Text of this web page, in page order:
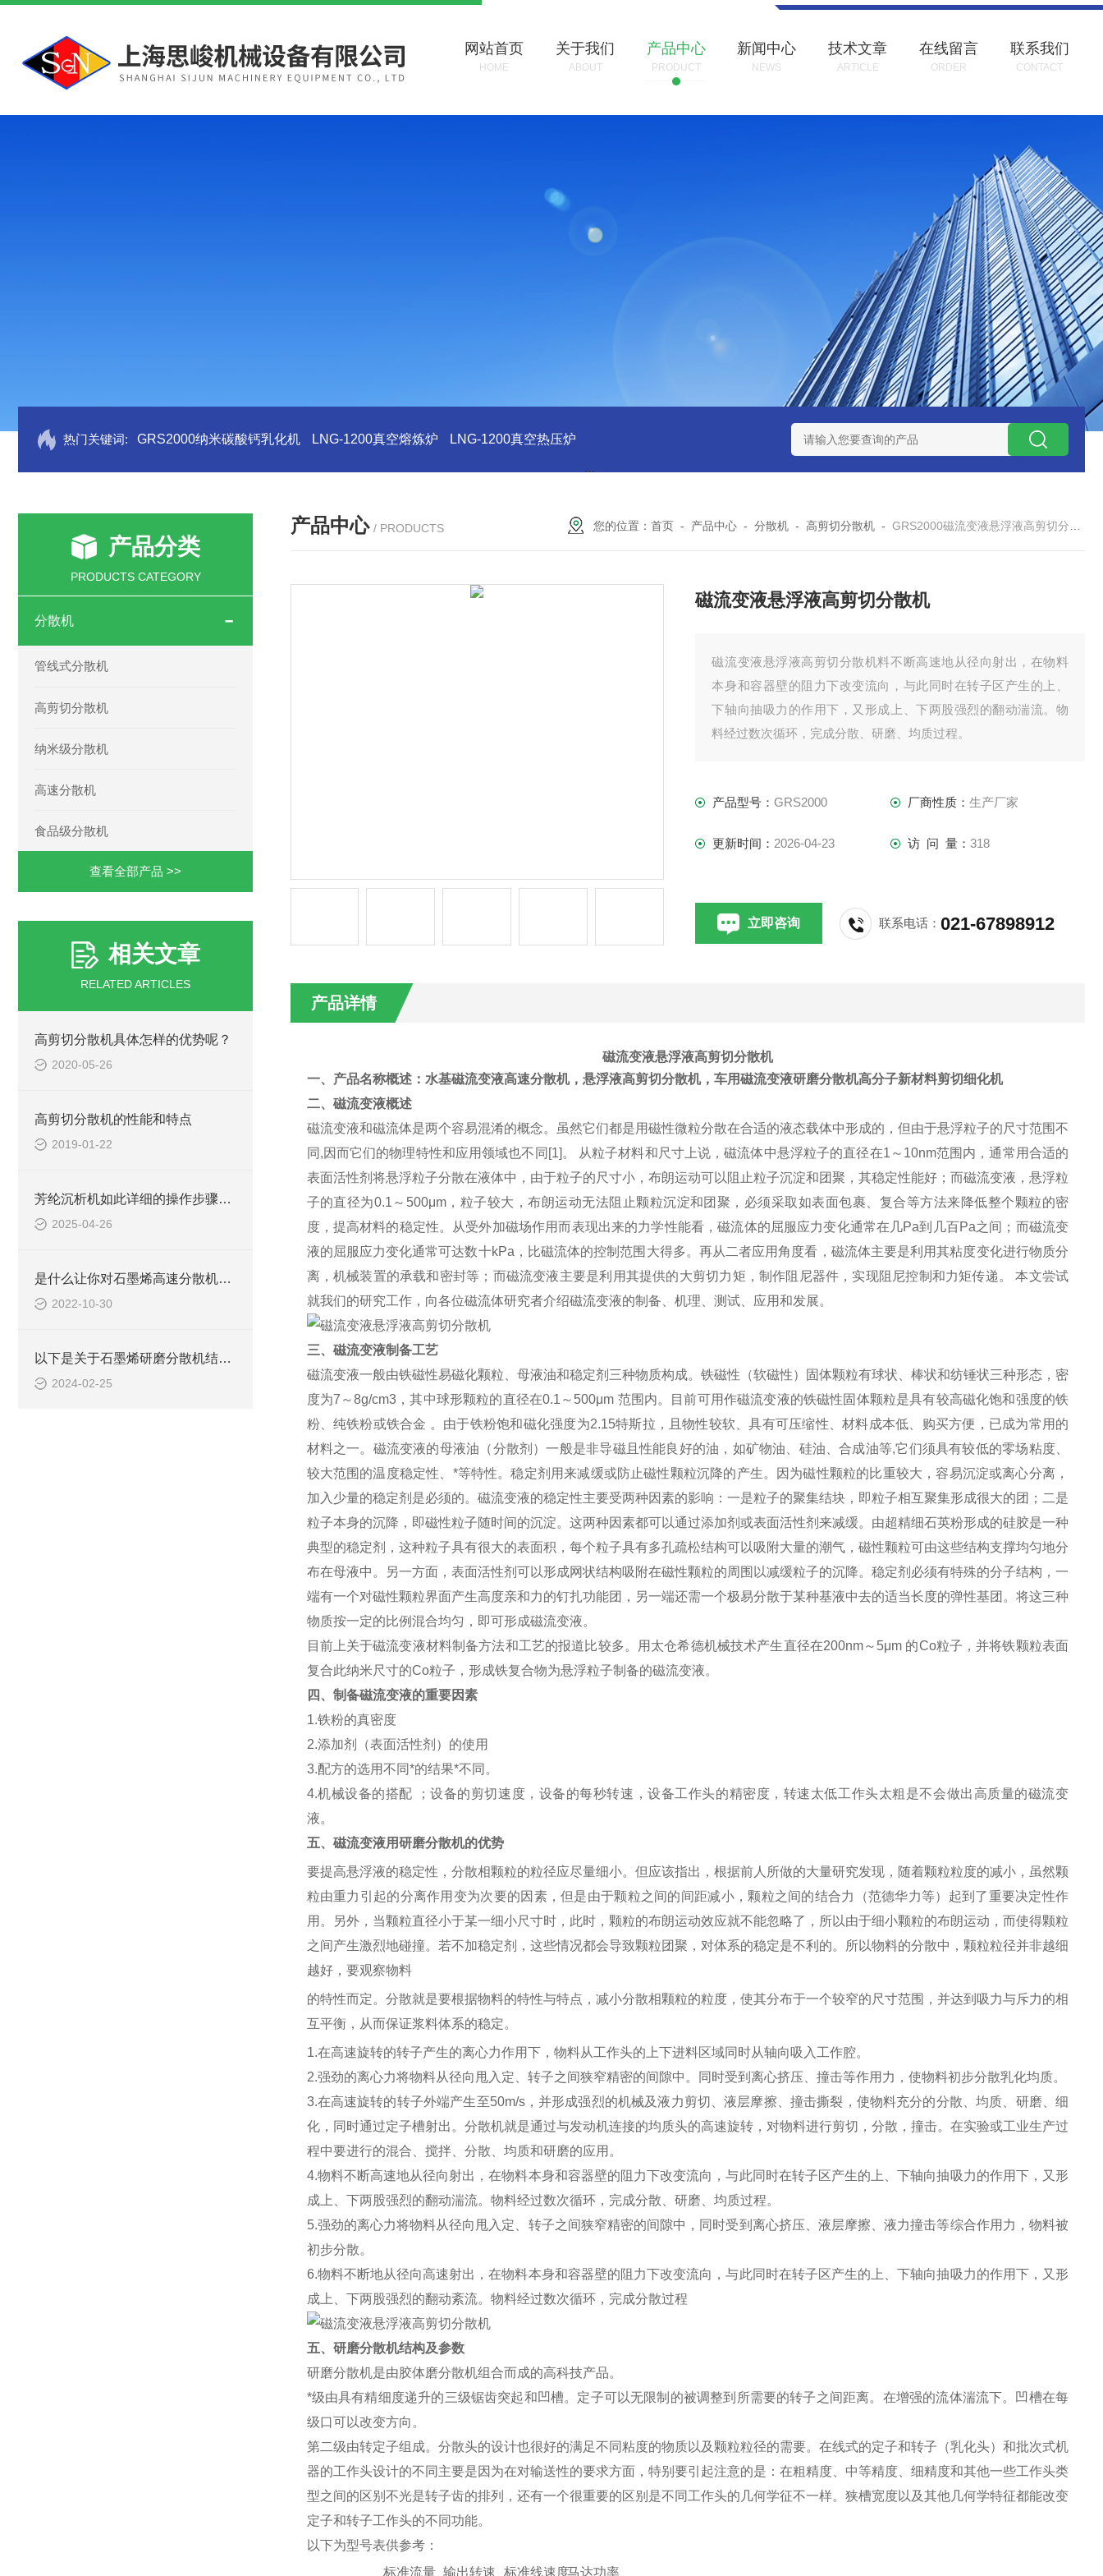
网站首页
HOME
关于我们
ABOUT
产品中心
PRODUCT
新闻中心
NEWS
技术文章
ARTICLE
在线留言
ORDER
联系我们
CONTACT
热门关键词: GRS2000纳米碳酸钙乳化机 LNG-1200真空熔炼炉 LNG-1200真空热压炉 LNHZ-1200碳包覆回转炉 LNHZ-1200可倾斜式回转炉
产品分类
PRODUCTS CATEGORY
分散机
管线式分散机
高剪切分散机
纳米级分散机
高速分散机
食品级分散机
查看全部产品 >>
相关文章
RELATED ARTICLES
高剪切分散机具体怎样的优势呢？
2020-05-26
高剪切分散机的性能和特点
2019-01-22
芳纶沉析机如此详细的操作步骤，不妨看看下文！
2025-04-26
是什么让你对石墨烯高速分散机如此看好的
2022-10-30
以下是关于石墨烯研磨分散机结构的详细介绍
2024-02-25
产品中心 / PRODUCTS 您的位置：首页 - 产品中心 -分散机 -高剪切分散机 -GRS2000磁流变液悬浮液高剪切分散机
磁流变液悬浮液高剪切分散机
磁流变液悬浮液高剪切分散机料不断高速地从径向射出，在物料
本身和容器壁的阻力下改变流向，与此同时在转子区产生的上、
下轴向抽吸力的作用下，又形成上、下两股强烈的翻动湍流。物
料经过数次循环，完成分散、研磨、均质过程。
产品型号：GRS2000 厂商性质： 生产厂家
更新时间： 2026-04-23 访 问 量： 318
立即咨询 联系电话：021-67898912
产品详情
磁流变液悬浮液高剪切分散机
一、产品名称概述：水基磁流变液高速分散机，悬浮液高剪切分散机，车用磁流变液研磨分散机高分子新材料剪切细化机
二、磁流变液概述
磁流变液和磁流体是两个容易混淆的概念。虽然它们都是用磁性微粒分散在合适的液态载体中形成的，但由于悬浮粒子的尺寸范围不
同,因而它们的物理特性和应用领域也不同[1]。 从粒子材料和尺寸上说，磁流体中悬浮粒子的直径在1～10nm范围内，通常用合适的
表面活性剂将悬浮粒子分散在液体中，由于粒子的尺寸小，布朗运动可以阻止粒子沉淀和团聚，其稳定性能好；而磁流变液，悬浮粒
子的直径为0.1～500μm，粒子较大，布朗运动无法阻止颗粒沉淀和团聚，必须采取如表面包裹、复合等方法来降低整个颗粒的密
度，提高材料的稳定性。从受外加磁场作用而表现出来的力学性能看，磁流体的屈服应力变化通常在几Pa到几百Pa之间；而磁流变
液的屈服应力变化通常可达数十kPa，比磁流体的控制范围大得多。再从二者应用角度看，磁流体主要是利用其粘度变化进行物质分
离，机械装置的承载和密封等；而磁流变液主要是利用其提供的大剪切力矩，制作阻尼器件，实现阻尼控制和力矩传递。 本文尝试
就我们的研究工作，向各位磁流体研究者介绍磁流变液的制备、机理、测试、应用和发展。
三、磁流变液制备工艺
磁流变液一般由铁磁性易磁化颗粒、母液油和稳定剂三种物质构成。铁磁性（软磁性）固体颗粒有球状、棒状和纺锤状三种形态，密
度为7～8g/cm3，其中球形颗粒的直径在0.1～500μm 范围内。目前可用作磁流变液的铁磁性固体颗粒是具有较高磁化饱和强度的铁
粉、纯铁粉或铁合金 。由于铁粉饱和磁化强度为2.15特斯拉，且物性较软、具有可压缩性、材料成本低、购买方便，已成为常用的
材料之一。磁流变液的母液油（分散剂）一般是非导磁且性能良好的油，如矿物油、硅油、合成油等,它们须具有较低的零场粘度、
较大范围的温度稳定性、*等特性。稳定剂用来减缓或防止磁性颗粒沉降的产生。因为磁性颗粒的比重较大，容易沉淀或离心分离，
加入少量的稳定剂是必须的。磁流变液的稳定性主要受两种因素的影响：一是粒子的聚集结块，即粒子相互聚集形成很大的团；二是
粒子本身的沉降，即磁性粒子随时间的沉淀。这两种因素都可以通过添加剂或表面活性剂来减缓。由超精细石英粉形成的硅胶是一种
典型的稳定剂，这种粒子具有很大的表面积，每个粒子具有多孔疏松结构可以吸附大量的潮气，磁性颗粒可由这些结构支撑均匀地分
布在母液中。另一方面，表面活性剂可以形成网状结构吸附在磁性颗粒的周围以减缓粒子的沉降。稳定剂必须有特殊的分子结构，一
端有一个对磁性颗粒界面产生高度亲和力的钉扎功能团，另一端还需一个极易分散于某种基液中去的适当长度的弹性基团。将这三种
物质按一定的比例混合均匀，即可形成磁流变液。
目前上关于磁流变液材料制备方法和工艺的报道比较多。用太仓希德机械技术产生直径在200nm～5μm 的Co粒子，并将铁颗粒表面
复合此纳米尺寸的Co粒子，形成铁复合物为悬浮粒子制备的磁流变液。
四、制备磁流变液的重要因素
1.铁粉的真密度
2.添加剂（表面活性剂）的使用
3.配方的选用不同*的结果*不同。
4.机械设备的搭配 ；设备的剪切速度，设备的每秒转速，设备工作头的精密度，转速太低工作头太粗是不会做出高质量的磁流变
液。
五、磁流变液用研磨分散机的优势
要提高悬浮液的稳定性，分散相颗粒的粒径应尽量细小。但应该指出，根据前人所做的大量研究发现，随着颗粒粒度的减小，虽然颗
粒由重力引起的分离作用变为次要的因素，但是由于颗粒之间的间距减小，颗粒之间的结合力（范德华力等）起到了重要决定性作
用。另外，当颗粒直径小于某一细小尺寸时，此时，颗粒的布朗运动效应就不能忽略了，所以由于细小颗粒的布朗运动，而使得颗粒
之间产生激烈地碰撞。若不加稳定剂，这些情况都会导致颗粒团聚，对体系的稳定是不利的。所以物料的分散中，颗粒粒径并非越细
越好，要观察物料
的特性而定。分散就是要根据物料的特性与特点，减小分散相颗粒的粒度，使其分布于一个较窄的尺寸范围，并达到吸力与斥力的相
互平衡，从而保证浆料体系的稳定。
1.在高速旋转的转子产生的离心力作用下，物料从工作头的上下进料区域同时从轴向吸入工作腔。
2.强劲的离心力将物料从径向甩入定、转子之间狭窄精密的间隙中。同时受到离心挤压、撞击等作用力，使物料初步分散乳化均质。
3.在高速旋转的转子外端产生至50m/s，并形成强烈的机械及液力剪切、液层摩擦、撞击撕裂，使物料充分的分散、均质、研磨、细
化，同时通过定子槽射出。分散机就是通过与发动机连接的均质头的高速旋转，对物料进行剪切，分散，撞击。在实验或工业生产过
程中要进行的混合、搅拌、分散、均质和研磨的应用。
4.物料不断高速地从径向射出，在物料本身和容器壁的阻力下改变流向，与此同时在转子区产生的上、下轴向抽吸力的作用下，又形
成上、下两股强烈的翻动湍流。物料经过数次循环，完成分散、研磨、均质过程。
5.强劲的离心力将物料从径向甩入定、转子之间狭窄精密的间隙中，同时受到离心挤压、液层摩擦、液力撞击等综合作用力，物料被
初步分散。
6.物料不断地从径向高速射出，在物料本身和容器壁的阻力下改变流向，与此同时在转子区产生的上、下轴向抽吸力的作用下，又形
成上、下两股强烈的翻动紊流。物料经过数次循环，完成分散过程
五、研磨分散机结构及参数
研磨分散机是由胶体磨分散机组合而成的高科技产品。
*级由具有精细度递升的三级锯齿突起和凹槽。定子可以无限制的被调整到所需要的转子之间距离。在增强的流体湍流下。凹槽在每
级口可以改变方向。
第二级由转定子组成。分散头的设计也很好的满足不同粘度的物质以及颗粒粒径的需要。在线式的定子和转子（乳化头）和批次式机
器的工作头设计的不同主要是因为在对输送性的要求方面，特别要引起注意的是：在粗精度、中等精度、细精度和其他一些工作头类
型之间的区别不光是转子齿的排列，还有一个很重要的区别是不同工作头的几何学征不一样。狭槽宽度以及其他几何学特征都能改变
定子和转子工作头的不同功能。
以下为型号表供参考：
标准流量 输出转速 标准线速度马达功率